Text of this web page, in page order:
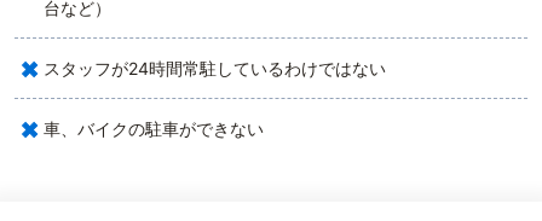
台など）
× スタッフが24時間常駐しているわけではない
× 車、バイクの駐車ができない